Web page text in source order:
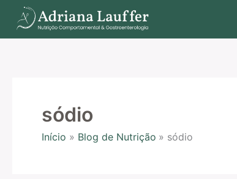
para
o
sódio
Início Blog de Nutrição sódio